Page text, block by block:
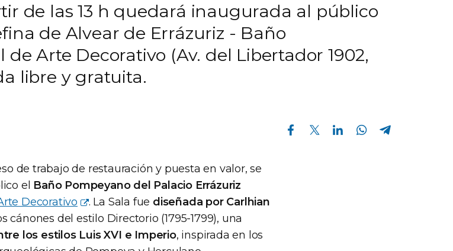
de las 13 h quedará inaugurada al público
de Alvear de Errázuriz - Baño
Arte Decorativo (Av. del Libertador 1902,
libre y gratuita.
Compartir en Facebook Compartir en Twitter Compartir en Linkedin Compartir en Whatsapp
de trabajo de restauración y puesta en valor, se
el Baño Pompeyano del Palacio Errázuriz
Decorativo . La Sala fue diseñada por Carlhian
cánones del estilo Directorio (1795-1799), una
los estilos Luis XVI e Imperio, inspirada en los